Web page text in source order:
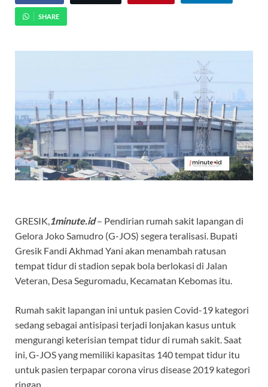
SHARE
GRESIK, 1minute.id– Pendirian rumah sakit lapangan di
Gelora Joko Samudro (G-JOS) segera teralisasi. Bupati
Gresik Fandi Akhmad Yani akan menambah ratusan
tempat tidur di stadion sepak bola berlokasi di Jalan
Veteran, Desa Seguromadu, Kecamatan Kebomas itu.
Rumah sakit lapangan ini untuk pasien Covid-19 kategori
sedang sebagai antisipasi terjadi lonjakan kasus untuk
mengurangi keterisian tempat tidur di rumah sakit. Saat
ini, G-JOS yang memiliki kapasitas 140 tempat tidur itu
untuk pasien terpapar corona virus disease 2019 kategori
ringan.